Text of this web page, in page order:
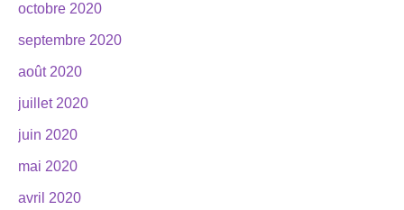
octobre 2020
septembre 2020
août 2020
juillet 2020
juin 2020
mai 2020
avril 2020